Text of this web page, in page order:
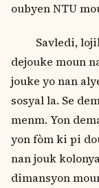
oubyen NTU
Savledi, lojik
dejouke moun
jouke yo nan
sosyal la. Se
menm. Yon
yon fòm ki pi
nan jouk
dimansyon